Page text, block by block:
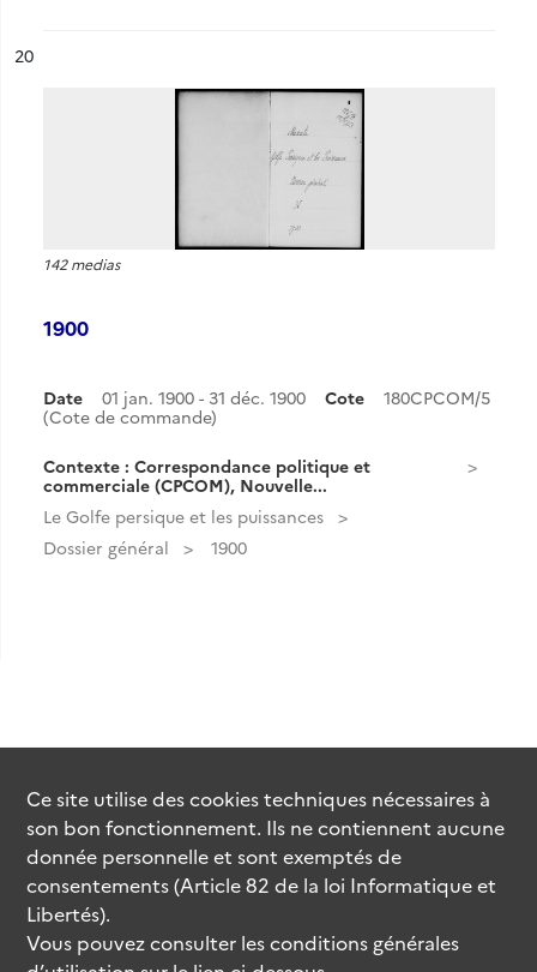
n°
20
142 medias
1900
Date 01 jan. 1900 - 31 déc. 1900 Cote
180CPCOM/5
(Cote de commande)
Contexte : Correspondance politique et
commerciale (CPCOM), Nouvelle...
Le Golfe persique et les puissances
Dossier général
1900
Ce site utilise descookiestechniques nécessaires à
son bon fonctionnement. Ils ne contiennent aucune
donnée personnelle et sont exemptés de
consentements (Article 82 de la loi Informatique et
Libertés).
Vous pouvez consulter les conditions générales